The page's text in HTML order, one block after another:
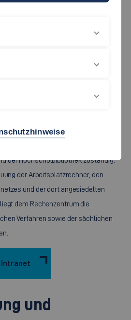
Rechner und bestimmter
Dateidienste, Web-Dienste,
der Hochschulbibliothek zuständig.
der Arbeitsplatzrechner, den
und der dort angesiedelten
dem Rechenzentrum die
Verfahren sowie der sächlichen
Intranet
und